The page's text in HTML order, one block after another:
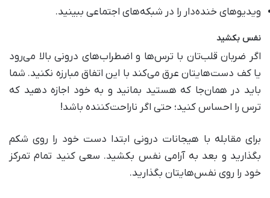
ویدیو‌های خنده‌دار را در شبکه‌های اجتماعی ببینید.
نفس بکشید
اگر ضربان قلب‌تان با ترس‌ها و اضطراب‌های درونی بالا می‌رود
یا کف دست‌هایتان عرق می‌کند با این اتفاق مبارزه نکنید. شما
باید در همان‌جا که هستید بمانید و به خود اجازه دهید که
ترس را احساس کنید؛ حتی اگر ناراحت‌کننده باشد!
برای مقابله با هیجانات درونی ابتدا دست خود را روی شکم
بگذارید و بعد به آرامی نفس بکشید. سعی کنید تمام تمرکز
خود را روی نفس‌هایتان بگذارید.